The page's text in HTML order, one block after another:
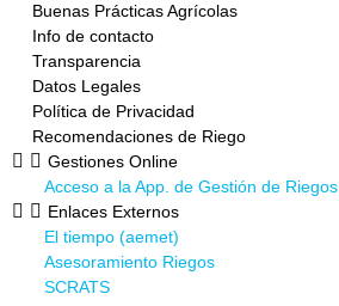
Buenas Prácticas Agrícolas
Info de contacto
Transparencia
Datos Legales
Política de Privacidad
Recomendaciones de Riego
Gestiones Online
Acceso a la App. de Gestión de Riegos
Enlaces Externos
El tiempo (aemet)
Asesoramiento Riegos
SCRATS